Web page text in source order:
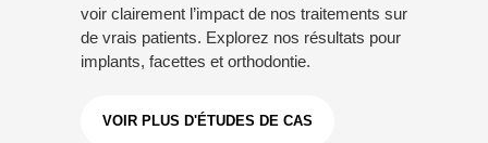
voir clairement l’impact de nos traitements sur
de vrais patients. Explorez nos résultats pour
implants, facettes et orthodontie.
VOIR PLUS D'ÉTUDES DE CAS